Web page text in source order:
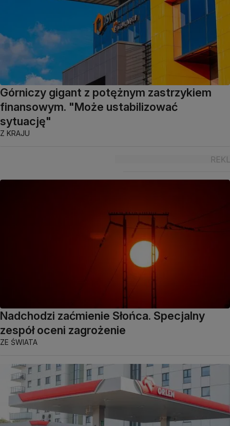
Górniczy gigant z potężnym zastrzykiem
finansowym. "Może ustabilizować
sytuację"
Z KRAJU
Nadchodzi zaćmienie Słońca. Specjalny
zespół oceni zagrożenie
ZE ŚWIATA